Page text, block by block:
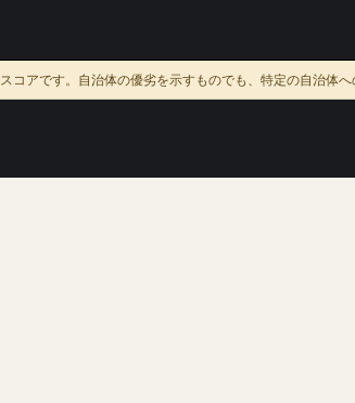
コアです。自治体の優劣を示すものでも、特定の自治体へ